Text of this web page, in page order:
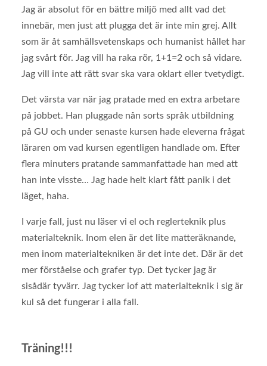
Jag är absolut för en bättre miljö med allt vad det
innebär, men just att plugga det är inte min grej. Allt
som är åt samhällsvetenskaps och humanist hållet har
jag svårt för. Jag vill ha raka rör, 1+1=2 och så vidare.
Jag vill inte att rätt svar ska vara oklart eller tvetydigt.
Det värsta var när jag pratade med en extra arbetare
på jobbet. Han pluggade nån sorts språk utbildning
på GU och under senaste kursen hade eleverna frågat
läraren om vad kursen egentligen handlade om. Efter
flera minuters pratande sammanfattade han med att
han inte visste… Jag hade helt klart fått panik i det
läget, haha.
I varje fall, just nu läser vi el och reglerteknik plus
materialteknik. Inom elen är det lite matteräknande,
men inom materialtekniken är det inte det. Där är det
mer förståelse och grafer typ. Det tycker jag är
sisådär tyvärr. Jag tycker iof att materialteknik i sig är
kul så det fungerar i alla fall.
Träning!!!